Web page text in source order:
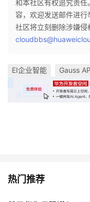
和本社区有权追究责
容，欢迎发送邮件进
社区将立刻删除涉嫌侵
EI企业智能 Gauss AP
热门推荐